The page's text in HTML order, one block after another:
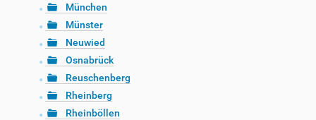
München
Münster
Neuwied
Osnabrück
Reuschenberg
Rheinberg
Rheinböllen